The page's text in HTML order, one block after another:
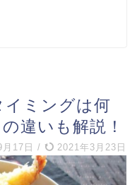
ミングは何
違いも解説！
17日 / 2021年3月23日